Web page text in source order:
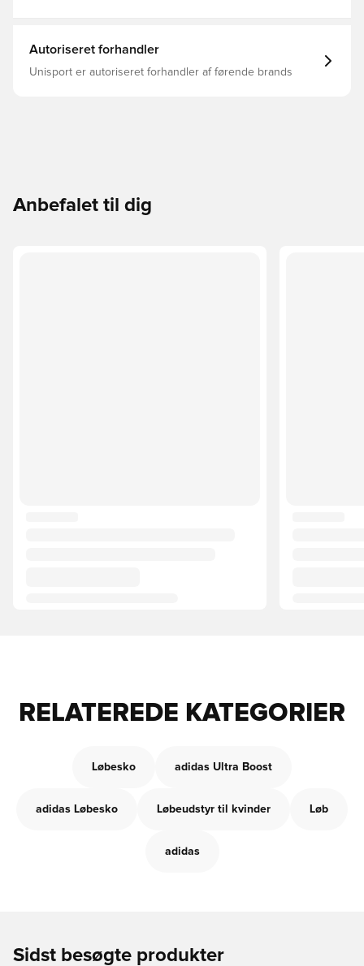
Autoriseret forhandler
Unisport er autoriseret forhandler af førende brands
Anbefalet til dig
RELATEREDE KATEGORIER
Løbesko adidas Ultra Boost
adidas Løbesko Løbeudstyr til kvinder Løb
adidas
Sidst besøgte produkter